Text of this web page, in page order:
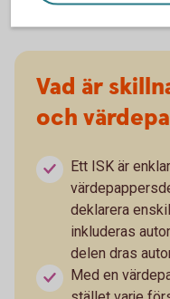
Vad är
och
Ett ISK är
deklarera
inkluderas
delen dras
Med en